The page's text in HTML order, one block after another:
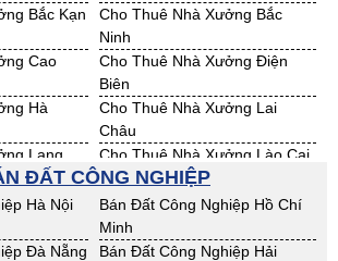
Bắc Kạn
Cho Thuê Nhà Xưởng Bắc
Ninh
Cao
Cho Thuê Nhà Xưởng Điện
Biên
Hà
Cho Thuê Nhà Xưởng Lai
Châu
Lạng
Cho Thuê Nhà Xưởng Lào Cai
Nam
Cho Thuê Nhà Xưởng Phú Thọ
Sơn La
Cho Thuê Nhà Xưởng Thái
ĐẤT CÔNG NGHIỆP
Hà Nội
Bán Đất Công Nghiệp Hồ Chí
Minh
Đà Nẵng
Bán Đất Công Nghiệp Hải